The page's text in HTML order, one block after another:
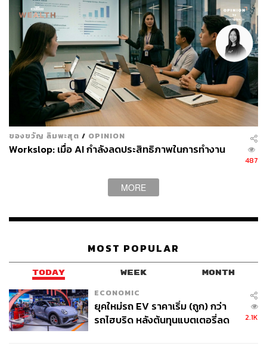
ของขวัญ ลิมพะสุต / OPINION
Workslop: เมื่อ AI กำลังลดประสิทธิภาพในการทำงาน
487
MORE
MOST POPULAR
TODAY WEEK MONTH
ECONOMIC
ยุคใหม่รถ EV ราคาเริ่ม (ถูก) กว่า
รถไฮบริด หลังต้นทุนแบตเตอรี่ลด
2.1K